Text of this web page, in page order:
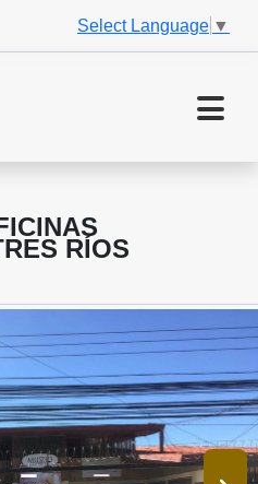
Select Language ▼
RÍOS